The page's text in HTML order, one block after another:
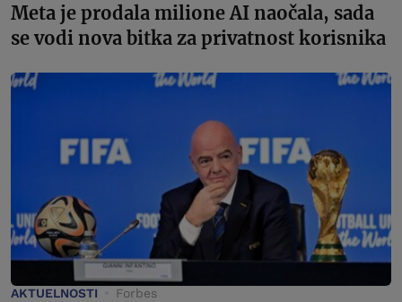
Meta je prodala milione AI naočala, sada
se vodi nova bitka za privatnost korisnika
AKTUELNOSTI Forbes